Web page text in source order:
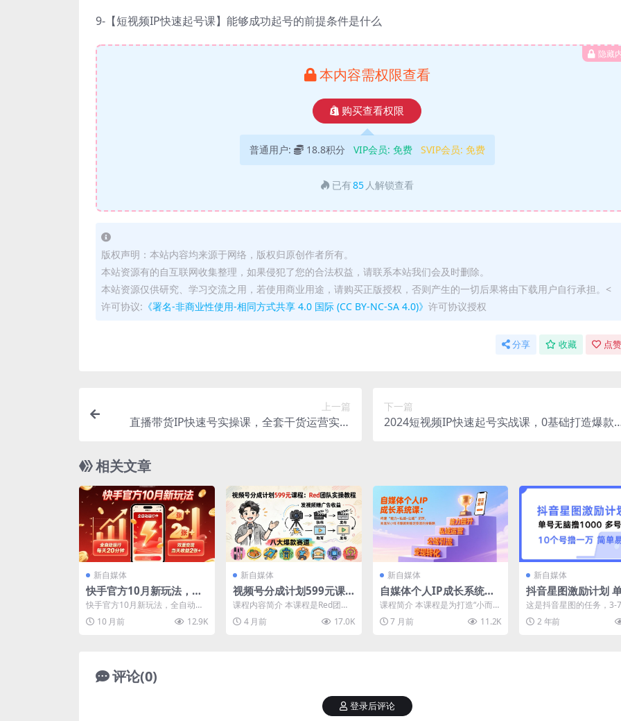
9-【短视频IP快速起号课】能够成功起号的前提条件是什么
隐藏
本内容需权限查看
购买查看权限
普通用户: 18.8积分 VIP会员: 免费 SVIP会员: 免费
已有85 人解锁查看
版权声明：本站内容均来源于网络，版权归原创作者所有。
本站资源有的自互联网收集整理，如果侵犯了您的合法权益，请联系本站我们会及时删除。
本站资源仅供研究、学习交流之用，若使用商业用途，请购买正版授权，否则产生的一切后果将由下载用户自行承担。<
许可协议: 《署名-非商业性使用-相同方式共享 4.0 国际 (CC BY-NC-SA 4.0)》 许可协议授权
分享 收藏 点
上一篇
直播带货IP快速号实操课，全套干货运营实操
下一篇
2024短视频IP快速起号实战课，0基础打造爆款
相关文章
新自媒体
快手官方10月新玩法，全
自动运行，每天20分钟，
双重变现，当天收益2张+
【揭秘】
快手官方10月新玩法，全自动运
行，每天20分钟，双重变现，当
天收益2张+【揭秘】...
10 月前 12.9K
新自媒体
视频号分成计划599元课
程：Red团队实操教程，
发视频赚广告收益，八大
爆款赛道全掌握
课程内容简介 本课程是Red团队
价值599元的视频号分成计划实
操教程，在视频号发...
4 月前 17.0K
新自媒体
自媒体个人IP成长系统
课：构建“能力-私域-公域”
闭环，实现从小红书爆款
到稳定变现的全链路
课程简介 本课程是为打造“小而
美”个人IP而设计的系统性成长课
程，旨在帮助个体实...
7 月前 11.2K
新自媒体
抖音星图激励计划
撸1000 2个号2000 多号
多得 简单易学
这是抖音星图的任务，3-
以完成任务，然后等到
后就可以直接提现...
2 年前
评论(0)
登录后评论